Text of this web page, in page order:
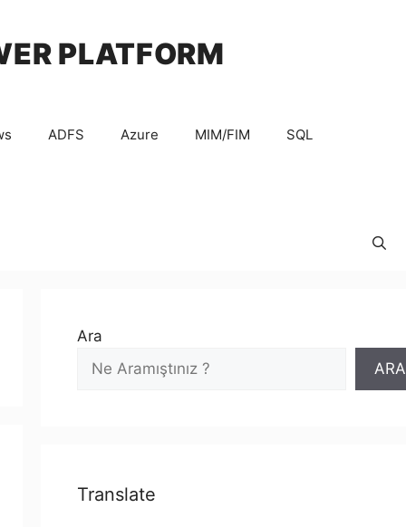
PLATFORM
ADFS Azure MIM/FIM SQL
Ara
ARA
Translate